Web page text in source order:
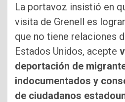
La portavoz insistió en
visita de Grenell es
que no tiene relaciones
Estados Unidos, acepte
deportación de
indocumentados y
de ciudadanos